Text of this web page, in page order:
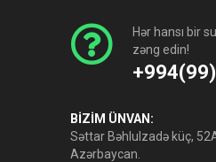
Hər hansı bir
zəng edin!
BİZİM ÜNVAN:
Səttar Bəhlulzadə küç,
Azərbaycan.